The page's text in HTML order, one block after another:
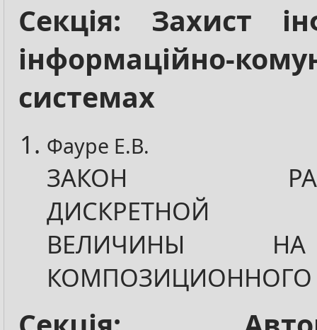
Секція: Захист
інформаційно-
системах
Фауре Е.В.
ЗАКОН
ДИСКРЕТНОЙ
ВЕЛИЧИНЫ
КОМПОЗИЦИОННОГО